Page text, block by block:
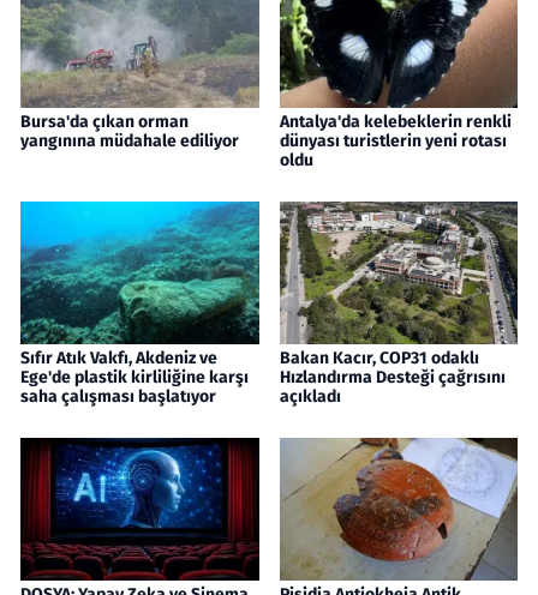
Bursa'da çıkan orman
yangınına müdahale ediliyor
Antalya'da kelebeklerin renkli
dünyası turistlerin yeni rotası
oldu
Sıfır Atık Vakfı, Akdeniz ve
Ege'de plastik kirliliğine karşı
saha çalışması başlatıyor
Bakan Kacır, COP31 odaklı
Hızlandırma Desteği çağrısını
açıkladı